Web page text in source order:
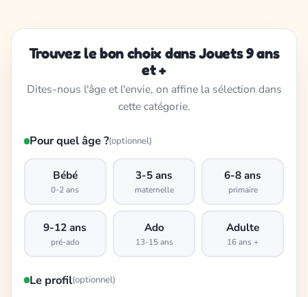
Trouvez le bon choix dans Jouets 9 ans
et +
Dites-nous l'âge et l'envie, on affine la sélection dans
cette catégorie.
Pour quel âge ?(optionnel)
Bébé
0-2 ans
3-5 ans
maternelle
6-8 ans
primaire
9-12 ans
pré-ado
Ado
13-15 ans
Adulte
16 ans +
Le profil(optionnel)